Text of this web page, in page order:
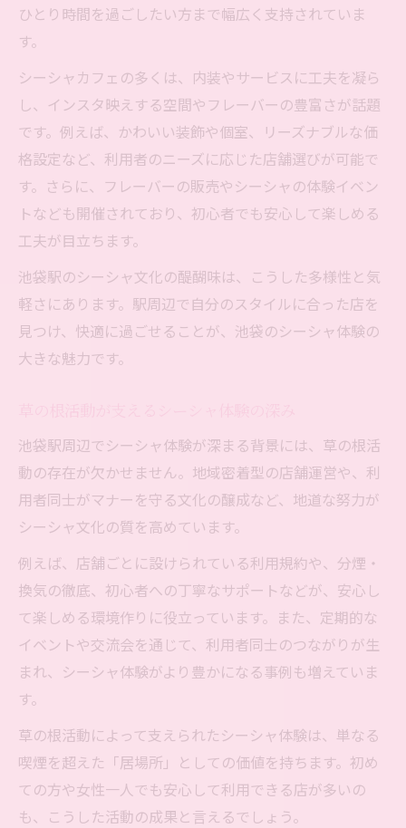
池袋駅周辺のシーシャで草の根活動と出会
シーシャ初心者におすすめの池袋チルスポ
ット紹介
池袋駅でシーシャを初体験する際のポイン
ト解説
安心して過ごせる池袋のシーシャ店選びの
コツ
草の根で変わる池袋のシーシャ空間づくり
草の根活動が彩る池袋駅の新シーシャ空間
事情
池袋駅周辺で進化するシーシャ空間の魅力
分析
池袋のシーシャ空間作りと草の根ムーブメ
ント
池袋駅エリアで進むシーシャ空間の新提案
池袋駅で効率的にシーシャ情報を探すコツ
草の根で広がる池袋シーシャ最新情報の集
め方
池袋駅周辺でシーシャを無駄なく楽しむ方
池袋駅エリアのシーシャ選びで大切なポイ
ント
安心して選べる池袋駅近くのシーシャ情報
源
ひとり時間を過ごしたい方まで幅広く支持されていま
す。
シーシャカフェの多くは、内装やサービスに工夫を凝ら
し、インスタ映えする空間やフレーバーの豊富さが話題
です。例えば、かわいい装飾や個室、リーズナブルな価
格設定など、利用者のニーズに応じた店舗選びが可能で
す。さらに、フレーバーの販売やシーシャの体験イベン
トなども開催されており、初心者でも安心して楽しめる
工夫が目立ちます。
池袋駅のシーシャ文化の醍醐味は、こうした多様性と気
軽さにあります。駅周辺で自分のスタイルに合った店を
見つけ、快適に過ごせることが、池袋のシーシャ体験の
大きな魅力です。
池袋駅周辺でシーシャ体験が深まる背景には、草の根活
動の存在が欠かせません。地域密着型の店舗運営や、利
用者同士がマナーを守る文化の醸成など、地道な努力が
シーシャ文化の質を高めています。
例えば、店舗ごとに設けられている利用規約や、分煙・
換気の徹底、初心者への丁寧なサポートなどが、安心し
て楽しめる環境作りに役立っています。また、定期的な
イベントや交流会を通じて、利用者同士のつながりが生
まれ、シーシャ体験がより豊かになる事例も増えていま
す。
草の根活動によって支えられたシーシャ体験は、単なる
喫煙を超えた「居場所」としての価値を持ちます。初め
ての方や女性一人でも安心して利用できる店が多いの
も、こうした活動の成果と言えるでしょう。